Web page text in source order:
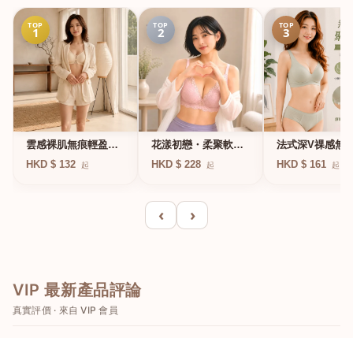
TOP
1
雲感裸肌無痕輕盈無
鋼圈內衣
HKD $ 132 起
TOP
2
花漾初戀・柔聚軟鋼
圈蕾絲內衣
HKD $ 228 起
TOP
3
法式深V祼感無
凍軟支撐條無鋼
HKD $ 161 起
‹ ›
VIP 最新產品評論
真實評價 · 來自 VIP 會員